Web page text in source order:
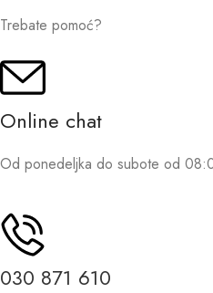
Trebate pomoć?
Online chat
Od ponedeljka do subote od
030 871 610